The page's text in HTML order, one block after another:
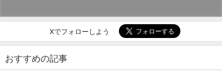
Xでフォローしよう
おすすめの記事